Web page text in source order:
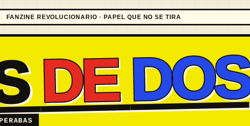
FANZINE REVOLUCIONARIO · PAPEL QUE NO SE TIRA
DE DOS